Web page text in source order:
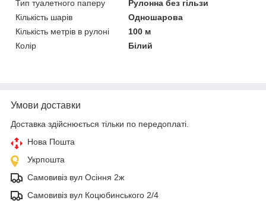
Тип туалетного паперу
Рулонна без гільзи
Кількість шарів
Одношарова
Кількість метрів в рулоні
100 м
Колір
Білий
Умови доставки
Доставка здійснюється тільки по передоплаті.
Нова Пошта
Укрпошта
Самовивіз вул Осіння 2ж
Самовивіз вул Коцюбинського 2/4